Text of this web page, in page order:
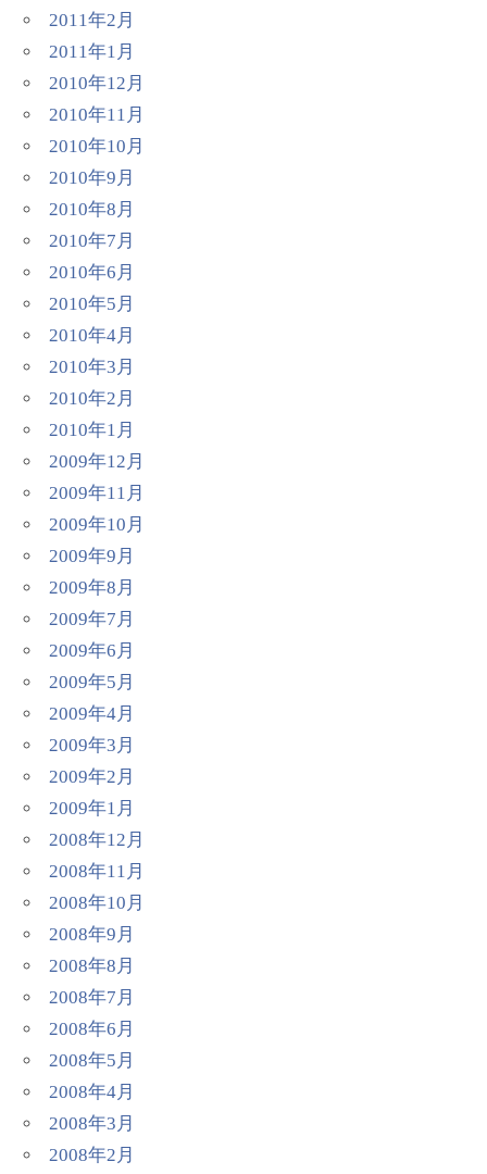
2011年2月
2011年1月
2010年12月
2010年11月
2010年10月
2010年9月
2010年8月
2010年7月
2010年6月
2010年5月
2010年4月
2010年3月
2010年2月
2010年1月
2009年12月
2009年11月
2009年10月
2009年9月
2009年8月
2009年7月
2009年6月
2009年5月
2009年4月
2009年3月
2009年2月
2009年1月
2008年12月
2008年11月
2008年10月
2008年9月
2008年8月
2008年7月
2008年6月
2008年5月
2008年4月
2008年3月
2008年2月